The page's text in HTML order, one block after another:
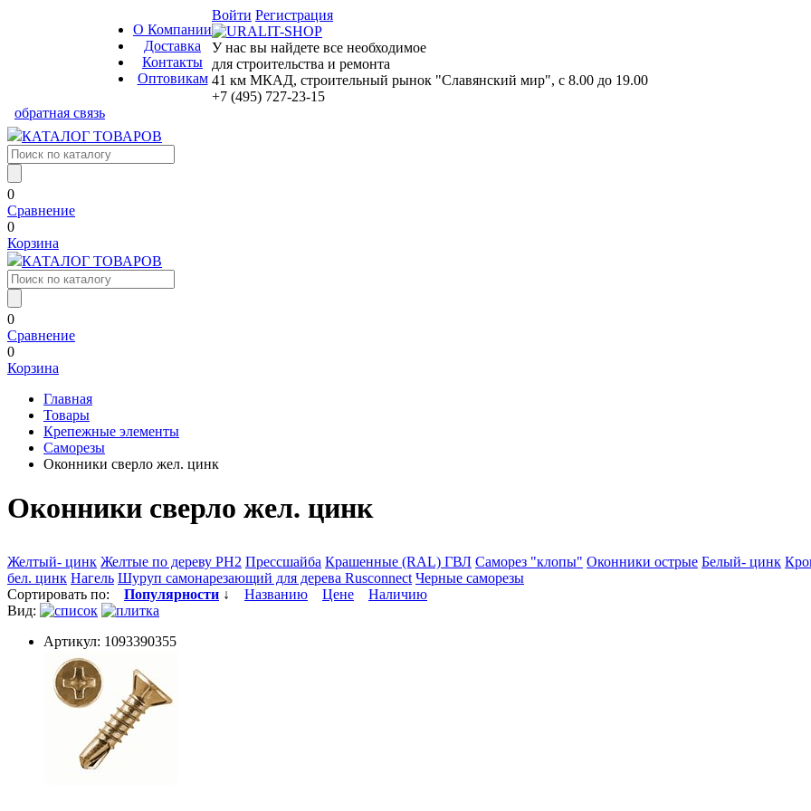
О Компании
Доставка
Контакты
Оптовикам
Войти Регистрация
У нас вы найдете все необходимое
для строительства и ремонта
41 км МКАД, строительный рынок "Славянский мир", с 8.00 до 19.00
+7 (495) 727-23-15
обратная связь
КАТАЛОГ ТОВАРОВ
0
Сравнение
0
Корзина
КАТАЛОГ ТОВАРОВ
0
Сравнение
0
Корзина
Главная
Товары
Крепежные элементы
Саморезы
Оконники сверло жел. цинк
Оконники сверло жел. цинк
Желтый- цинк Желтые по дереву РН2 Прессшайба Крашенные (RAL) ГВЛ Саморез "клопы" Оконники острые Белый- цинк
бел. цинк Нагель Шуруп самонарезающий для дерева Rusconnect Черные саморезы
Сортировать по: Популярности ↓ Названию Цене
Наличию
Вид:
Артикул: 1093390355